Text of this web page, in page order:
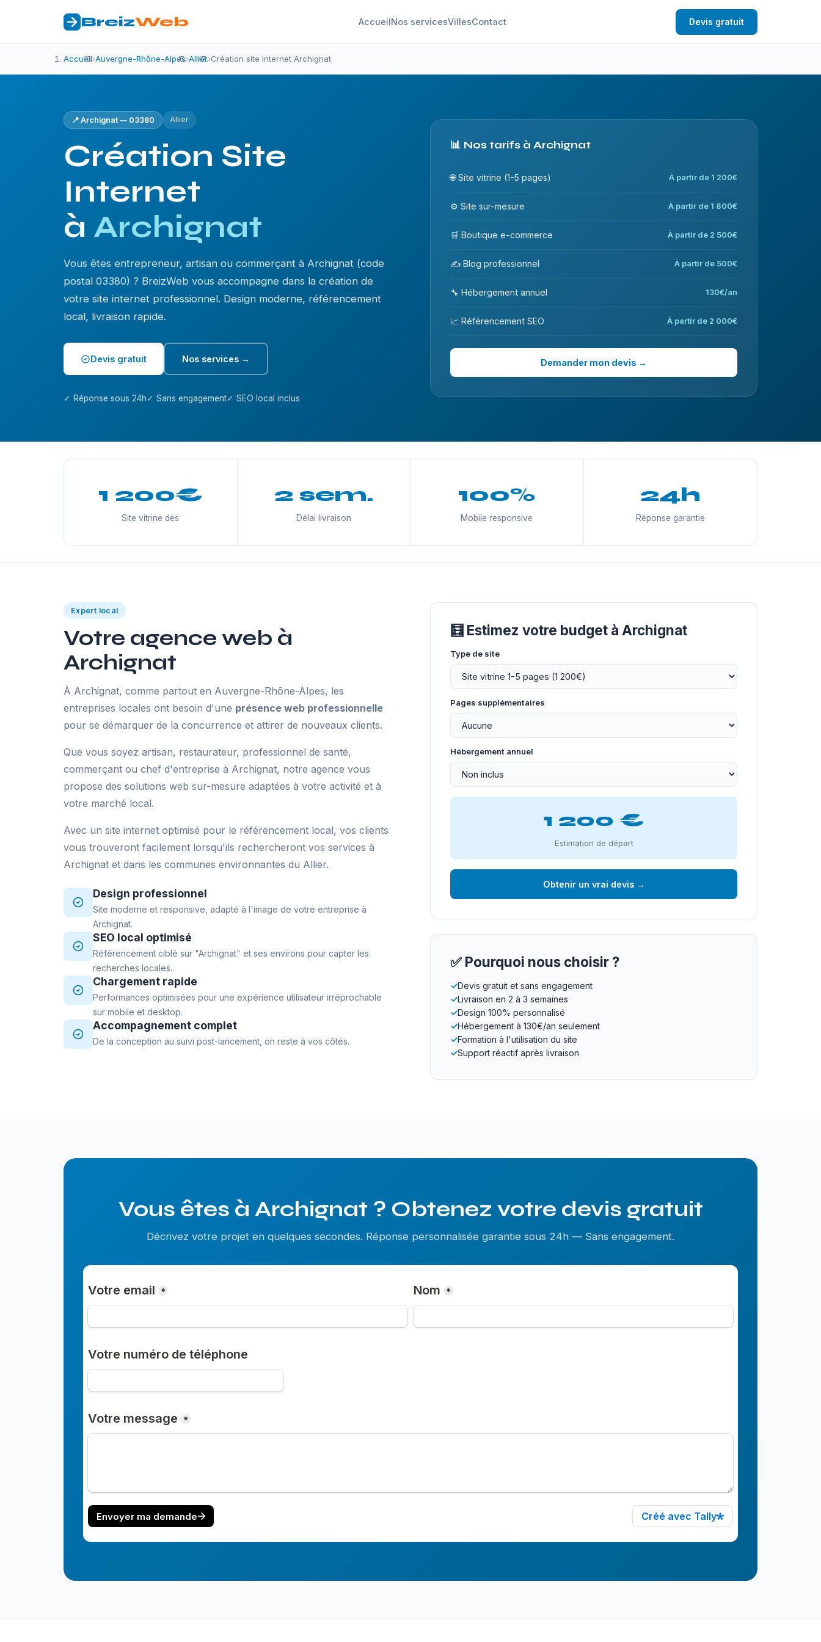
BreizWeb AccueilNos servicesVillesContact Devis gratuit
Accueil›Auvergne-Rhône-Alpes›Allier›Création site internet Archignat
📍 Archignat — 03380 Allier
Création Site
Internet
à Archignat
Vous êtes entrepreneur, artisan ou commerçant à Archignat (code
postal 03380) ? BreizWeb vous accompagne dans la création de
votre site internet professionnel. Design moderne, référencement
local, livraison rapide.
Devis gratuit Nos services →
✓ Réponse sous 24h✓ Sans engagement✓ SEO local inclus
📊 Nos tarifs à Archignat
🌐 Site vitrine (1-5 pages) À partir de 1 200€
⚙️ Site sur-mesure À partir de 1 800€
🛒 Boutique e-commerce À partir de 2 500€
✍️ Blog professionnel À partir de 500€
🔧 Hébergement annuel 130€/an
📈 Référencement SEO À partir de 2 000€
Demander mon devis →
1 200€
Site vitrine dès
2 sem.
Délai livraison
100%
Mobile responsive
24h
Réponse garantie
Expert local
Votre agence web à
Archignat
À Archignat, comme partout en Auvergne-Rhône-Alpes, les
entreprises locales ont besoin d'une présence web professionnelle
pour se démarquer de la concurrence et attirer de nouveaux clients.
Que vous soyez artisan, restaurateur, professionnel de santé,
commerçant ou chef d'entreprise à Archignat, notre agence vous
propose des solutions web sur-mesure adaptées à votre activité et à
votre marché local.
Avec un site internet optimisé pour le référencement local, vos clients
vous trouveront facilement lorsqu'ils rechercheront vos services à
Archignat et dans les communes environnantes du Allier.
Design professionnel
Site moderne et responsive, adapté à l'image de votre entreprise à
Archignat.
SEO local optimisé
Référencement ciblé sur "Archignat" et ses environs pour capter les
recherches locales.
Chargement rapide
Performances optimisées pour une expérience utilisateur irréprochable
sur mobile et desktop.
Accompagnement complet
De la conception au suivi post-lancement, on reste à vos côtés.
🧮 Estimez votre budget à Archignat
Type de site
Pages supplémentaires
Hébergement annuel
1 200 €
Estimation de départ
Obtenir un vrai devis →
✅ Pourquoi nous choisir ?
✓Devis gratuit et sans engagement
✓Livraison en 2 à 3 semaines
✓Design 100% personnalisé
✓Hébergement à 130€/an seulement
✓Formation à l'utilisation du site
✓Support réactif après livraison
Vous êtes à Archignat ? Obtenez votre devis gratuit
Décrivez votre projet en quelques secondes. Réponse personnalisée garantie sous 24h — Sans engagement.